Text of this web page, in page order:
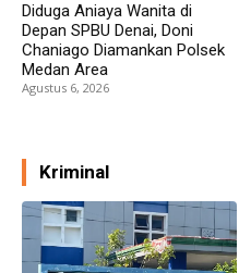
Diduga Aniaya Wanita di
Depan SPBU Denai, Doni
Chaniago Diamankan Polsek
Medan Area
Agustus 6, 2026
Kriminal